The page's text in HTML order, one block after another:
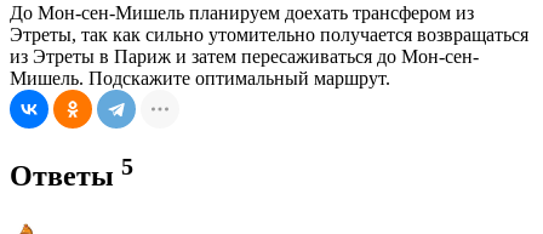
До Мон-сен-Мишель планируем доехать трансфером из
Этреты, так как сильно утомительно получается возвращаться
из Этреты в Париж и затем пересаживаться до Мон-сен-
Мишель. Подскажите оптимальный маршрут.
Ответы 5